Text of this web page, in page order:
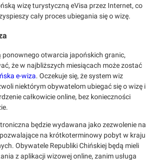
wizę turystyczną eVisa przez Internet, co
cały proces ubiegania się o wizę.
ponownego otwarcia japońskich granic,
że w najbliższych miesiącach może zostać
e-wiza. Oczekuje się, że system wiz
niektórym obywatelom ubiegać się o wizę i
całkowicie online, bez konieczności
będzie wydawana jako zezwolenie na
na krótkoterminowy pobyt w kraju
Obywatele Republiki Chińskiej będą mieli
z aplikacji wizowej online, zanim usługa